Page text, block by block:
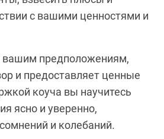
с вашими ценностями и
вашим предположениям,
и предоставляет ценные
коуча вы научитесь
ясно и уверенно,
и колебаний.